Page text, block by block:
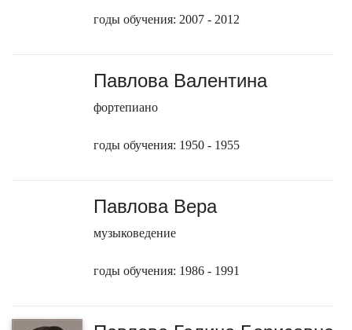
годы обучения: 2007 - 2012
Павлова Валентина
фортепиано
годы обучения: 1950 - 1955
Павлова Вера
музыковедение
годы обучения: 1986 - 1991